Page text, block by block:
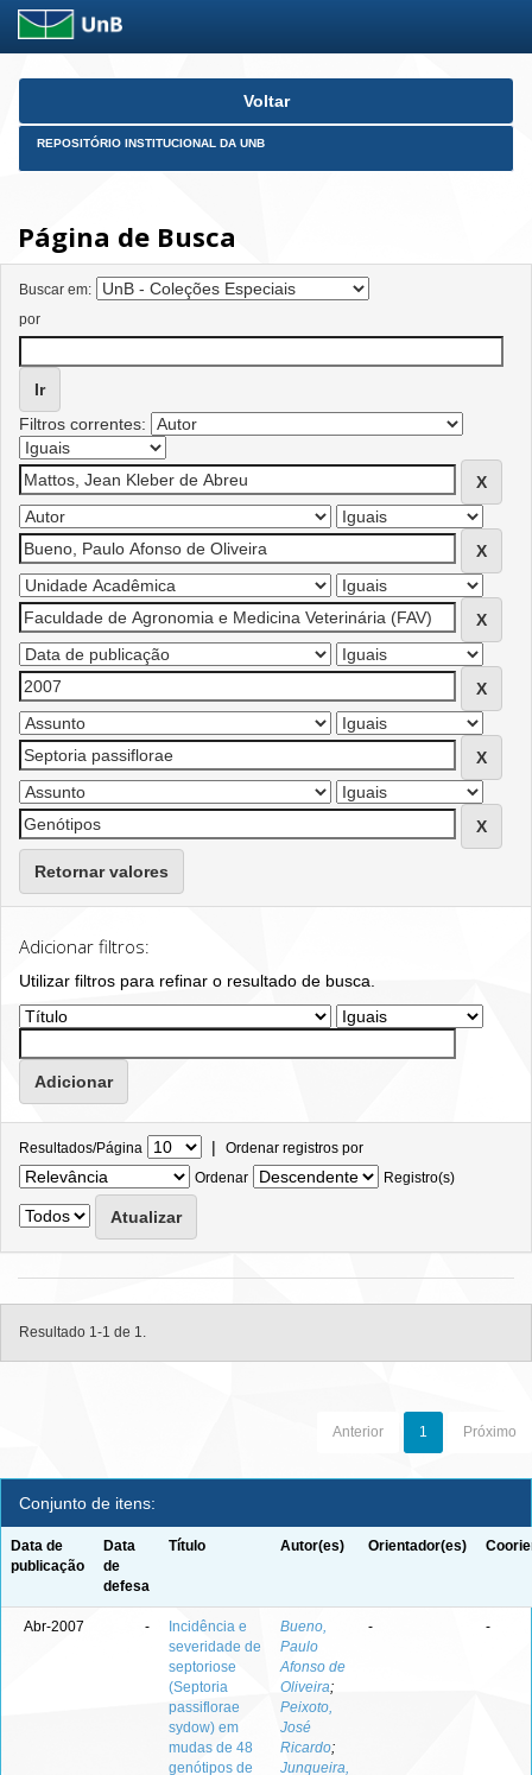
Skip
Voltar
REPOSITÓRIO INSTITUCIONAL DA UNB
Página de Busca
Buscar em:
por
Filtros correntes:
Retornar valores
Adicionar filtros:
Utilizar filtros para refinar o resultado de busca.
Resultados/Página | Ordenar registros por
Ordenar
Registro(s)
Resultado 1-1 de 1.
Anterior 1 Próximo
Conjunto de itens:
Data de
publicação
Data
de
defesa
Título Autor(es) Orientador(es)
Abr-2007 -
Incidência e
severidade de
septoriose
(Septoria
passiflorae
sydow) em
mudas de 48
genótipos de
Bueno,
Paulo
Afonso de
Oliveira;
Peixoto,
José
Ricardo;
Junqueira,
- -